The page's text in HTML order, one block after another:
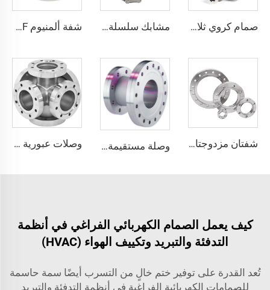
صمام كروي ثلاثي الاتجاهات للفراغ، لحام جورب من الفولاذ المقاوم للصدأ SS304/SS316L، شفة فولاذية ISO63-ISO100، منصة عالية، صمام كروي عالي الجودة ثلاثي الاتجاهات NW63/NW80/NW100 مشابك سلسلة من الفولاذ المقاوم للصدأ عالية الجودة SS304، تركيبات مشبك أنبوب فراغي KF16-160، قوية، ختم CNC، NW16-160 مزورة شفة ألمنيوم KF مشبك عارضة KF16/KF25/KF40/KF50 تركيب مشبك فراغ عالي الجودة NW16/25/40/50 ولأوعية غرف الفراغ عالية الجهد البسيطة
شفتان مزدوجتان من نوع CF من الفولاذ المقاوم للصدأ SS304 وSS316L، تجهيزات فراغ عالية، ثقوب عابرة CFF16-CF250، 3/4"-10"، شفة CF بنفس المقاس على كلا الجانبين وصلة مستقيمة مخفضة من نوع CF للفراغ العالي، CF35xCF36-CF160xCF100، ثابتة وقابلة للدوران، من الفولاذ المقاوم للصدأ SS304 وSS316L، تجهيزات بثقوب عابرة، شفة 1/2"-10" وصلات عبورية CF ذات 6 اتجاهات من الفولاذ المقاوم للصدأ SS304 وSS316L، فتحات عبورية بقطر 3/4"-4"، وصلة عبورية عالية الجودة قابلة للدوران/ثابتة من CF16 إلى CF100 للفراغ العالي
كيف يعمل الصمام الكهربائي الفراغي في أنظمة
التدفئة والتبريد وتكييف الهواء (HVAC)
تُعد القدرة على توفير ختم خالٍ من التسرب أيضًا سمة حاسمة
للصمامات الكهربائية الفراغية في أنظمة التدفئة والتبريد